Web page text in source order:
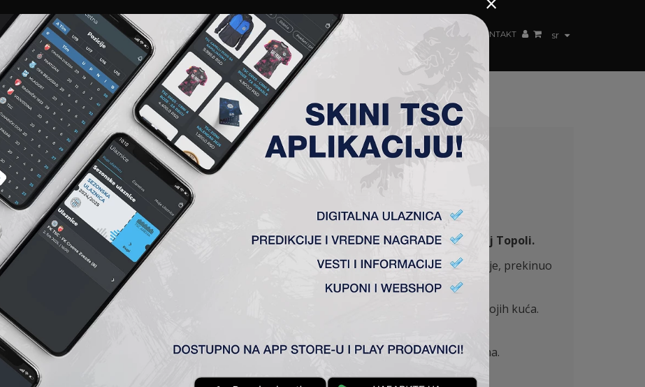
sr
NEWS GALERIJE A TIM ČLANSTVO AKREDITACIJE KLUB AKADEMIJA ŽENSKI TIM KONTAKT
SVE AKTIVNOSTI!
2020
sa vanrednim stanjem u zemlji, obustavljen je i rad Fudbalske akademije u Bačkoj Topoli.
i Fudbalska akademija od nedelje uveče, kada je proglašeno vanredno stanje na teritoriji Srbije, prekinuo
trenažne.
tako i mlađe kategorije, obavešteni su o prekidu rada i oni će u narednom periodu biti kod svojih kuća.
kao sportisti treba da se pridržavaju.
vanredno stanje u zemlji, raditi na apsolutnom minimumu radi održavanja objekta i terena.
Fudbalskim savezom Srbije i drugim klubovima u Superligi, pratićemo sve dalje aktivnosti i